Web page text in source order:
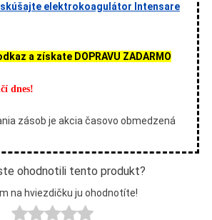
elektrokoagulátor Intensare
a získate DOPRAVU ZADARMO
dnes!
zásob je akcia časovo obmedzená
ohodnotili tento produkt?
na hviezdičku ju ohodnotíte!